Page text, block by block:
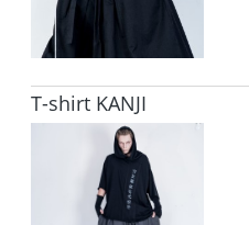
T-shirt KANJI